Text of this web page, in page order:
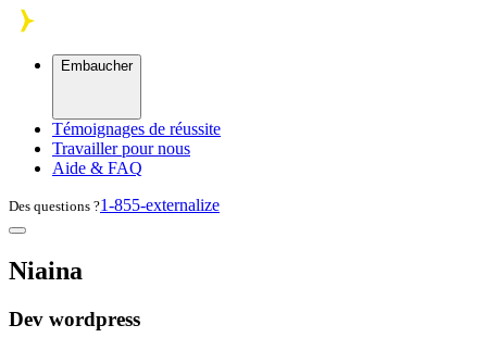
Skip to main content
Embaucher
Témoignages de réussite
Travailler pour nous
Aide & FAQ
Des questions ?1-855-externalize
Niaina
Dev wordpress